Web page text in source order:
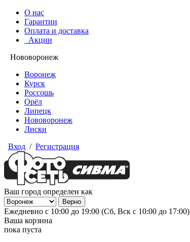
О нас
Гарантии
Оплата и доставка
Акции
Нововоронеж
Воронеж
Курск
Россошь
Орёл
Липецк
Нововоронеж
Лиски
Вход / Регистрация
Ваш город определен как
Ежедневно с 10:00 до 19:00 (Сб, Вск с 10:00 до 17:00)
Ваша корзина
пока пуста